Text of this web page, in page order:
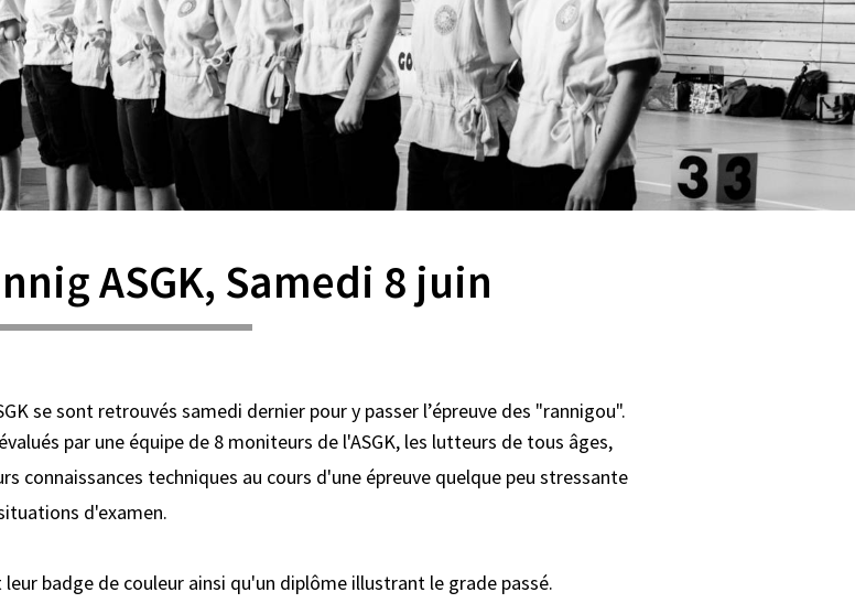
ASGK, Samedi 8 juin
se sont retrouvés samedi dernier pour y passer l’épreuve des "rannigou".
par une équipe de 8 moniteurs de l'ASGK, les lutteurs de tous âges,
connaissances techniques au cours d'une épreuve quelque peu stressante
d'examen.
badge de couleur ainsi qu'un diplôme illustrant le grade passé.